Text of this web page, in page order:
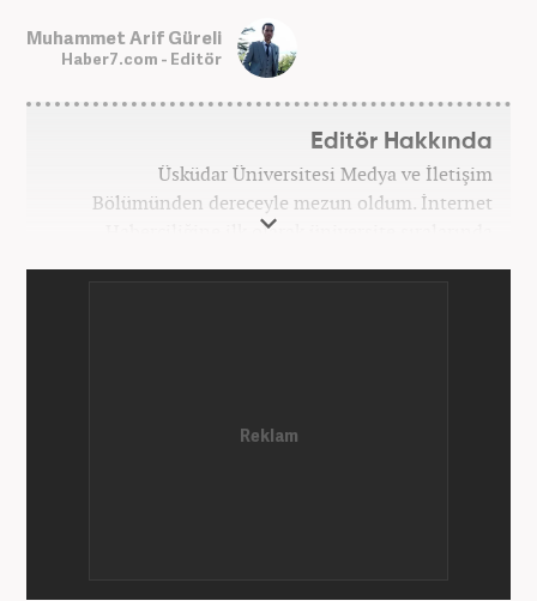
Muhammet Arif Güreli
Haber7.com - Editör
Editör Hakkında
Üsküdar Üniversitesi Medya ve İletişim
Bölümünden dereceyle mezun oldum. İnternet
Haberciliğine ilk olarak üniversite sıralarında
grafik ve video hazırladım. Kariyerime Haber7'de